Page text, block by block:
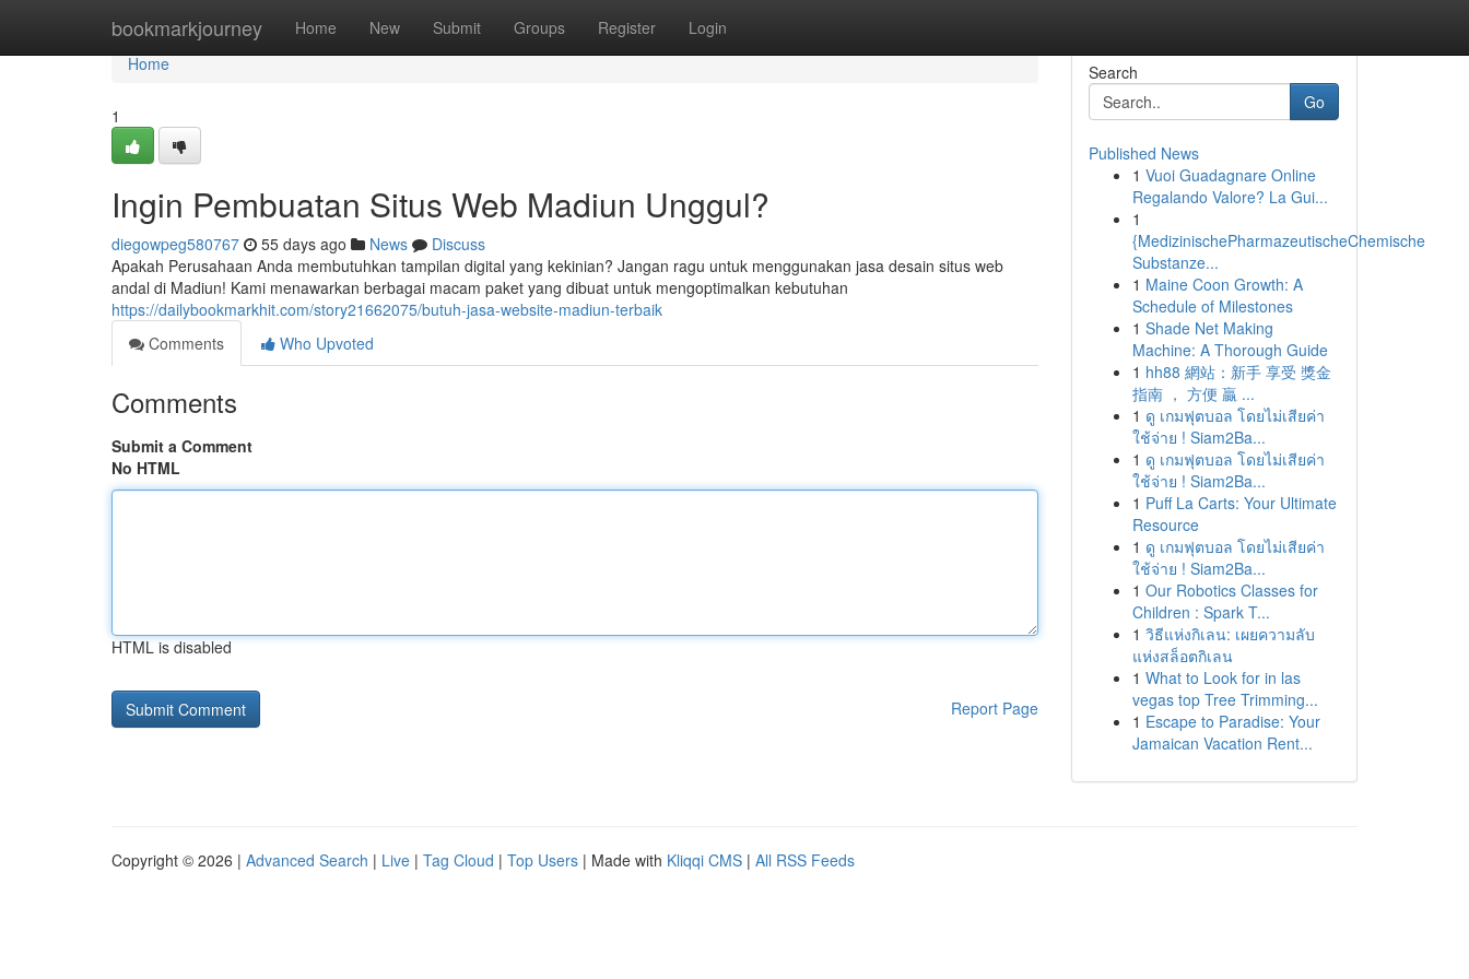
bookmarkjourney Home New Submit Groups Register Login
Home
Home
1
Ingin Pembuatan Situs Web Madiun Unggul?
diegowpeg580767 55 days ago News
Discuss
Apakah Perusahaan Anda membutuhkan tampilan digital yang kekinian? Jangan ragu untuk menggunakan jasa desain situs web
andal di Madiun! Kami menawarkan berbagai macam paket yang dibuat untuk mengoptimalkan kebutuhan
https://dailybookmarkhit.com/story21662075/butuh-jasa-website-madiun-terbaik
Comments
Who Upvoted
Comments
Submit a Comment
No HTML
HTML is disabled
Report Page
Search
Go
Published News
1 Vuoi Guadagnare Online
Regalando Valore? La Gui...
1
{MedizinischePharmazeutischeChemische
Substanze...
1 Maine Coon Growth: A
Schedule of Milestones
1 Shade Net Making
Machine: A Thorough Guide
1 hh88 網站：新手 享受 獎金
指南 ， 方便 贏 ...
1 ดู เกมฟุตบอล โดยไม่เสียค่า
ใช้จ่าย ! Siam2Ba...
1 ดู เกมฟุตบอล โดยไม่เสียค่า
ใช้จ่าย ! Siam2Ba...
1 Puff La Carts: Your Ultimate
Resource
1 ดู เกมฟุตบอล โดยไม่เสียค่า
ใช้จ่าย ! Siam2Ba...
1 Our Robotics Classes for
Children : Spark T...
1 วิธีแห่งกิเลน: เผยความลับ
แห่งสล็อตกิเลน
1 What to Look for in las
vegas top Tree Trimming...
1 Escape to Paradise: Your
Jamaican Vacation Rent...
Copyright © 2026 | Advanced Search | Live | Tag Cloud | Top Users | Made with Kliqqi CMS | All RSS Feeds